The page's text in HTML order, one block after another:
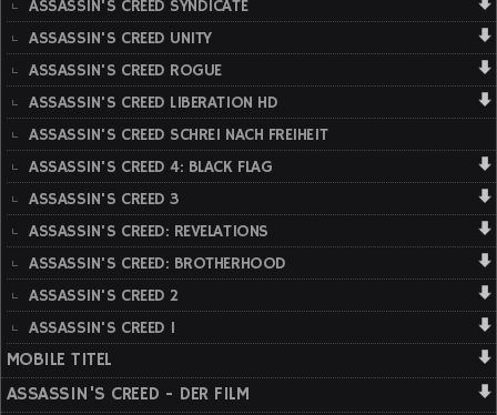
ASSASSIN'S CREED SYNDICATE
ASSASSIN'S CREED UNITY
ASSASSIN'S CREED ROGUE
ASSASSIN'S CREED LIBERATION HD
ASSASSIN'S CREED SCHREI NACH FREIHEIT
ASSASSIN'S CREED 4: BLACK FLAG
ASSASSIN'S CREED 3
ASSASSIN'S CREED: REVELATIONS
ASSASSIN'S CREED: BROTHERHOOD
ASSASSIN'S CREED 2
ASSASSIN'S CREED 1
MOBILE TITEL
ASSASSIN'S CREED - DER FILM